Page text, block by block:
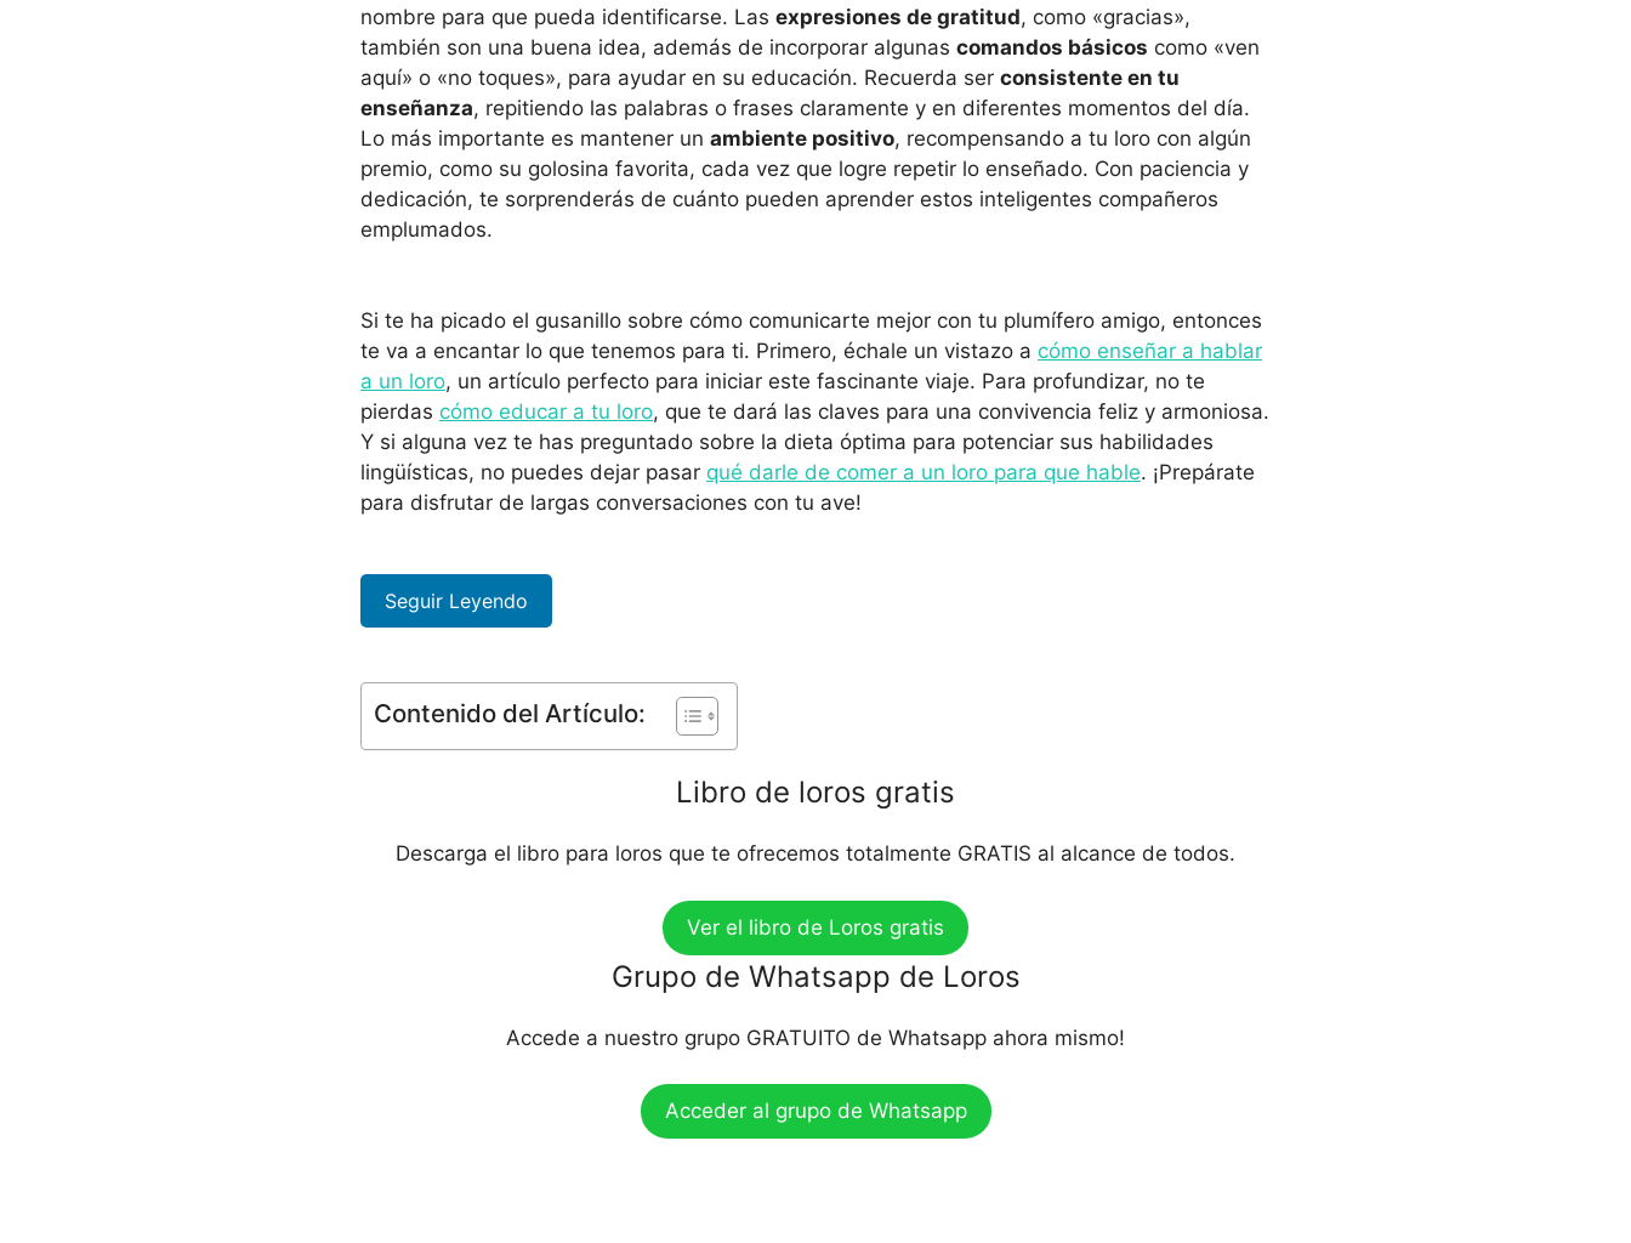
nombre para que pueda identificarse. Las expresiones de gratitud, como «gracias»,
también son una buena idea, además de incorporar algunas comandos básicos como «ven
aquí» o «no toques», para ayudar en su educación. Recuerda ser consistente en tu
enseñanza, repitiendo las palabras o frases claramente y en diferentes momentos del día.
Lo más importante es mantener un ambiente positivo, recompensando a tu loro con algún
premio, como su golosina favorita, cada vez que logre repetir lo enseñado. Con paciencia y
dedicación, te sorprenderás de cuánto pueden aprender estos inteligentes compañeros
emplumados.
Si te ha picado el gusanillo sobre cómo comunicarte mejor con tu plumífero amigo, entonces
te va a encantar lo que tenemos para ti. Primero, échale un vistazo a cómo enseñar a hablar
a un loro, un artículo perfecto para iniciar este fascinante viaje. Para profundizar, no te
pierdas cómo educar a tu loro, que te dará las claves para una convivencia feliz y armoniosa.
Y si alguna vez te has preguntado sobre la dieta óptima para potenciar sus habilidades
lingüísticas, no puedes dejar pasar qué darle de comer a un loro para que hable. ¡Prepárate
para disfrutar de largas conversaciones con tu ave!
Seguir Leyendo
Contenido del Artículo:
Libro de loros gratis
Descarga el libro para loros que te ofrecemos totalmente GRATIS al alcance de todos.
Ver el libro de Loros gratis
Grupo de Whatsapp de Loros
Accede a nuestro grupo GRATUITO de Whatsapp ahora mismo!
Acceder al grupo de Whatsapp